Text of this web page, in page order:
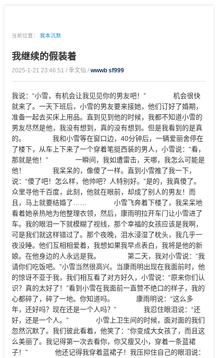
当前位置： 我本沉默
我继续的假装着
2025-1-21 23:46:51 / 幸文仙 / wwwb sf999
我说：“小雪，有机会让我见见你的男友吧！” 机会很快
就来了。一天下班后，小雪的男友要来接她，他们订好了婚期，
准备一起去买床上用品。直到见到他的时候，我都不知道小雪的
男友尽然是他，我没有想到，真的没有想到。但是我看到的是真
的。 我和小雪等在窗口边，40分钟后，一辆爱丽舍停在
了楼下，从车上下来了一个穿着笔挺西装的男人，小雪说：“看，
那就是他！” 一瞬间，我如遭雷击，天哪，我怎么可能是
他！ 我呆呆的，像傻了一样。直到小雪推了我一下，
说：“傻了吧！怎么样，他帅吧？人特别好。”是的，我真傻了。
众里寻他千百度，此刻，他就在眼前，却成了别人的男友！而
且，马上就要结婚了…… 小雪飞奔着下楼了，我呆呆地
看着她亲热地为他整理衣领，然后，康雨明拉开车门让小雪进了
车。我的眼泪一下就模糊了视线，那个幸福的女孩应该是我啊，
可是我们就这样错过了。那个夜晚，泪水浸湿了枕头，我几乎一
夜没睡。他们互相相爱着，我想如果我早点表白，我将是他的新
娘。在他身边的人永远是我。 第二天，我对小雪说：“我
请你们吃饭吧。”小雪当然很高兴。当康雨明出现在我面前时，他
的惊讶不亚于我，我们相互看了对方好久，小雪说：“原来你们认
识？真的太好了！”看到小雪在我面前一直赞不绝口的样子，我的
心都碎了，碎了一地。你知道吗。 康雨明说：“这么多
年，还好吗？现在还是一个人吗？” 我忍住眼泪说：“还
好，还是一个人。” 小雪上卫生间的时候，面对面的我们
忽然沉默了。我们彼此看着，他笑了：“你变成大女孩了，而且这
么美丽了。我记得第一次去看你，你又瘦又小，穿着一条蓝裙
子！” 他还记得我穿着蓝裙子！我压抑住自己的眼泪说：